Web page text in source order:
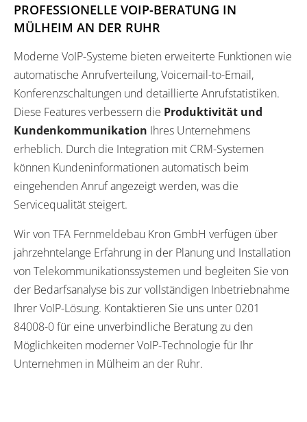
PROFESSIONELLE VOIP-BERATUNG IN
MÜLHEIM AN DER RUHR
Moderne VoIP-Systeme bieten erweiterte Funktionen wie
automatische Anrufverteilung, Voicemail-to-Email,
Konferenzschaltungen und detaillierte Anrufstatistiken.
Diese Features verbessern die Produktivität und
Kundenkommunikation Ihres Unternehmens
erheblich. Durch die Integration mit CRM-Systemen
können Kundeninformationen automatisch beim
eingehenden Anruf angezeigt werden, was die
Servicequalität steigert.
Wir von TFA Fernmeldebau Kron GmbH verfügen über
jahrzehntelange Erfahrung in der Planung und Installation
von Telekommunikationssystemen und begleiten Sie von
der Bedarfsanalyse bis zur vollständigen Inbetriebnahme
Ihrer VoIP-Lösung. Kontaktieren Sie uns unter 0201
84008-0 für eine unverbindliche Beratung zu den
Möglichkeiten moderner VoIP-Technologie für Ihr
Unternehmen in Mülheim an der Ruhr.